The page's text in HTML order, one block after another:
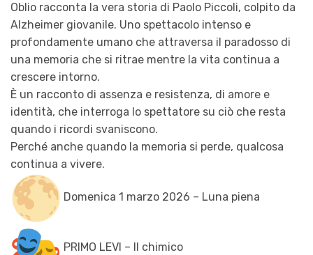
Oblio racconta la vera storia di Paolo Piccoli, colpito da
Alzheimer giovanile. Uno spettacolo intenso e
profondamente umano che attraversa il paradosso di
una memoria che si ritrae mentre la vita continua a
crescere intorno.
È un racconto di assenza e resistenza, di amore e
identità, che interroga lo spettatore su ciò che resta
quando i ricordi svaniscono.
Perché anche quando la memoria si perde, qualcosa
continua a vivere.
Domenica 1 marzo 2026 – Luna piena
PRIMO LEVI – Il chimico